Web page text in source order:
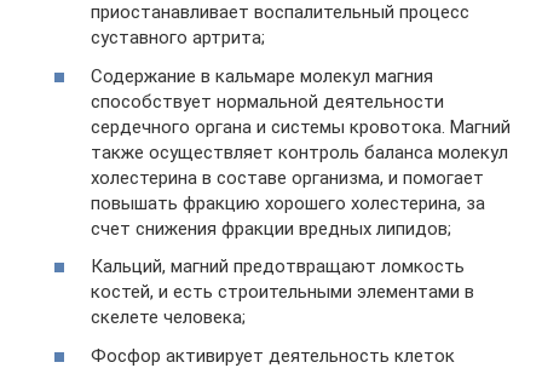
приостанавливает воспалительный процесс
суставного артрита;
Содержание в кальмаре молекул магния
способствует нормальной деятельности
сердечного органа и системы кровотока. Магний
также осуществляет контроль баланса молекул
холестерина в составе организма, и помогает
повышать фракцию хорошего холестерина, за
счет снижения фракции вредных липидов;
Кальций, магний предотвращают ломкость
костей, и есть строительными элементами в
скелете человека;
Фосфор активирует деятельность клеток